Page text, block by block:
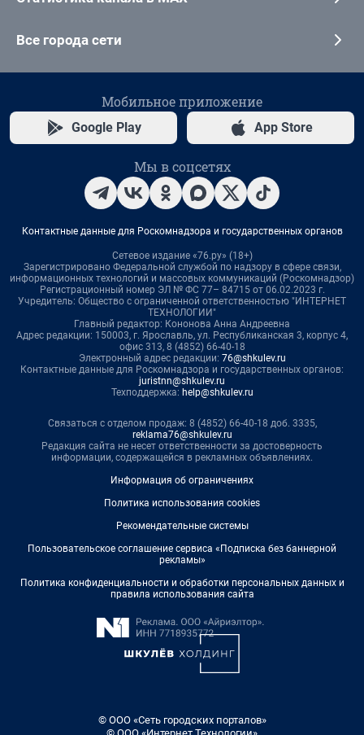
Все города сети
Мобильное приложение
Google Play App Store
Мы в соцсетях
Контактные данные для Роскомнадзора и государственных органов
Сетевое издание «76.ру» (18+)
Зарегистрировано Федеральной службой по надзору в сфере связи,
информационных технологий и массовых коммуникаций (Роскомнадзор)
Регистрационный номер ЭЛ № ФС 77– 84715 от 06.02.2023 г.
Учредитель: Общество с ограниченной ответственностью "ИНТЕРНЕТ
ТЕХНОЛОГИИ"
Главный редактор: Кононова Анна Андреевна
Адрес редакции: 150003, г. Ярославль, ул. Республиканская 3, корпус 4,
офис 313, 8 (4852) 66-40-18
Электронный адрес редакции: 76@shkulev.ru
Контактные данные для Роскомнадзора и государственных органов:
juristnn@shkulev.ru
Техподдержка: help@shkulev.ru
Связаться с отделом продаж: 8 (4852) 66-40-18 доб. 3335,
reklama76@shkulev.ru
Редакция сайта не несет ответственности за достоверность
информации, содержащейся в рекламных объявлениях.
Информация об ограничениях
Политика использования cookies
Рекомендательные системы
Пользовательское соглашение сервиса «Подписка без баннерной
рекламы»
Политика конфиденциальности и обработки персональных данных и
правила использования сайта
© ООО «Сеть городских порталов»